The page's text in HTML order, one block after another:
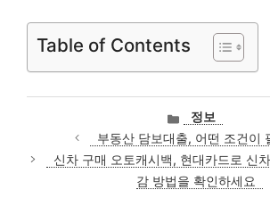
Table of Contents
카
테
고
리
정보
부동산 담보대출, 어떤 조건이
신차 구매 오토캐시백, 현대카드로 신
감 방법을 확인하세요